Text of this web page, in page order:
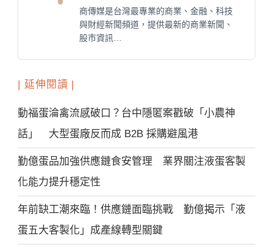
商傳媒是台灣最專業的商業、金融、科技
與財經新聞頻道，提供最新的商業新聞、
股市資訊…
| 延伸閱讀 |
動福蛋淪禽流感破口？台中隱匿案戳破「小農神
話」 大型蛋廠反而成 B2B 採購避風港
勤億蛋品加強供應鏈食安管理 業界關注液蛋客製
化能力提升穩定性
年前缺工潮來臨！供應鏈面臨挑戰 勤億揭示「液
蛋五大客製化」成產線轉型關鍵